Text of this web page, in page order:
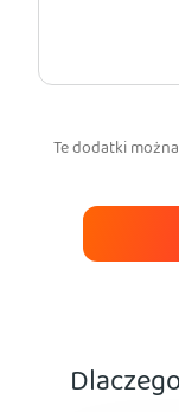
Te dodatki